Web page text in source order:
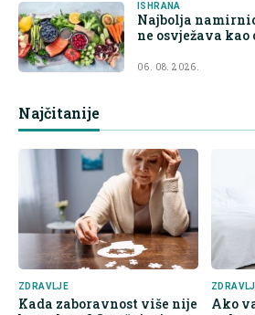
ISHRANA
Najbolja
ne osvježava kao
06. 08. 2026.
Najčitanije
ZDRAVLJE
Kada zaboravnost više nije
Ako